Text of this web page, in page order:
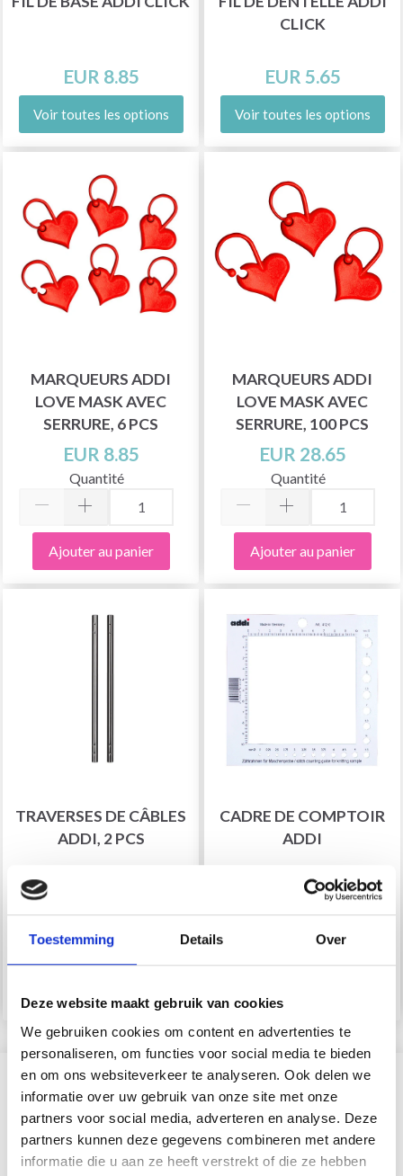
Toestemming Details Over
Deze website maakt gebruik van cookies
We gebruiken cookies om content en advertenties te
personaliseren, om functies voor social media te bieden
en om ons websiteverkeer te analyseren. Ook delen we
informatie over uw gebruik van onze site met onze
partners voor social media, adverteren en analyse. Deze
partners kunnen deze gegevens combineren met andere
informatie die u aan ze heeft verstrekt of die ze hebben
EUR 8.85
Voir toutes les options
CLICK
EUR 5.65
Voir toutes les options
MARQUEURS ADDI
LOVE MASK AVEC
SERRURE, 6 PCS
EUR 8.85
Quantité
Ajouter au panier
MARQUEURS ADDI
LOVE MASK AVEC
SERRURE, 100 PCS
EUR 28.65
Quantité
Ajouter au panier
TRAVERSES DE CÂBLES
ADDI, 2 PCS
Quantité
CADRE DE COMPTOIR
ADDI
EUR 4.85
Quantité
?